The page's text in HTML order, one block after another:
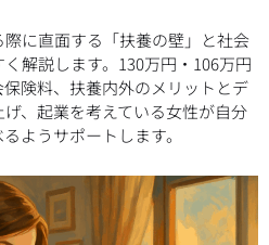
に直面する「扶養の壁」と社会
解説します。130万円・106万円
険料、扶養内外のメリットとデ
、起業を考えている女性が自分
ようサポートします。